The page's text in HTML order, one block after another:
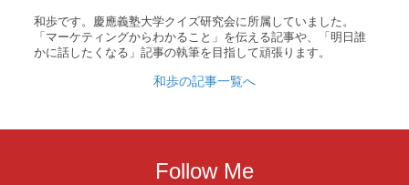
和歩です。慶應義塾大学クイズ研究会に所属していました。
「マーケティングからわかること」を伝える記事や、「明日誰
かに話したくなる」記事の執筆を目指して頑張ります。
和歩の記事一覧へ
Follow Me